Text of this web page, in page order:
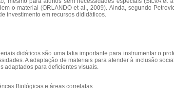
o material (ORLANDO et al., 2009). Ainda, segundo
investimento em recursos dididáticos.
didáticos são uma fatia importante para instrumentar o
A adaptação de materiais para atender à inclusão
adaptados para deficientes visuais.
Biológicas e áreas correlatas.